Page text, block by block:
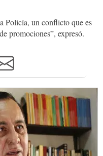
Policía, un conflicto que es
promociones”, expresó.